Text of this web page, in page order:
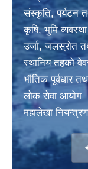
संस्कृति, पर्यटन
कृषि, भुमि
उर्जा, जलस्राेत
स्थानिय तहकाे
भाैतिक पूर्वधार
लाेक सेवा आयोग
महालेखा